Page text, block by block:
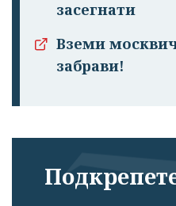
засегнати
Вземи
забрави!